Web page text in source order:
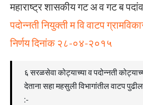
महाराष्ट्र शासकीय गट अ व गट ब
पदोन्नती नियुक्ती म वि वाटप
निर्णय दिनांक २८-०४-२०१५
६ सरळसेवा कोट्याच्या व पदोन्नती
देताना सहा महसुली विभागांतील वाटप
:-